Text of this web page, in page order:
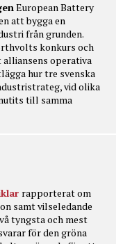
European Battery
att bygga en
från grunden.
konkurs och
operativa
hur tre svenska
vid olika
till samma
rapporterat om
samt vilseledande
tyngsta och mest
för den gröna